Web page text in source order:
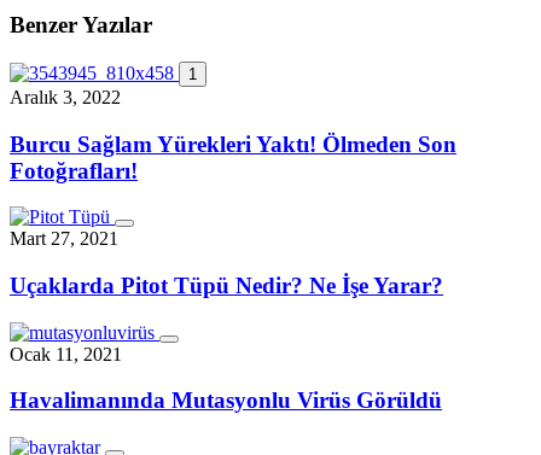
Benzer Yazılar
1
Aralık 3, 2022
Burcu Sağlam Yürekleri Yaktı! Ölmeden Son
Fotoğrafları!
Mart 27, 2021
Uçaklarda Pitot Tüpü Nedir? Ne İşe Yarar?
Ocak 11, 2021
Havalimanında Mutasyonlu Virüs Görüldü